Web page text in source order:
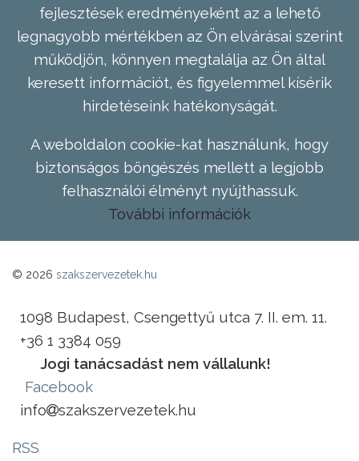
fejlesztések eredményeként az a lehető
legnagyobb mértékben az Ön elvárásai szerint
működjön, könnyen megtalálja az Ön által
keresett információt, és figyelemmel kísérik
hirdetéseink hatékonyságát.
A weboldalon cookie-kat használunk, hogy
biztonságos böngészés mellett a legjobb
felhasználói élményt nyújthassuk.
További információk
© 2026 szakszervezetek.hu
1098 Budapest, Csengettyű utca 7. II. em. 11.
+36 1 3384 059
Jogi tanácsadást nem vállalunk!
Facebook
info
szakszervezetek.hu
RSS